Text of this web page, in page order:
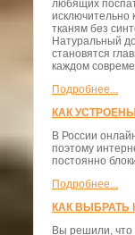
любящих
исключительно
тканям без
Натуральный
становятся
каждом
Подробнее...
КАК
В России
поэтому
постоянно
Подробнее...
КАК ВЫБРАТЬ
Вы решили, что